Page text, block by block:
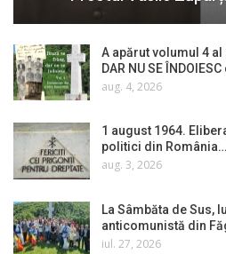
A apărut volumul 4 al
DAR NU SE
aug. 4, 2026
1 august 1964.
politici din România…
aug. 3, 2026
La Sâmbăta de Sus,
anticomunistă din
iul. 27, 2026